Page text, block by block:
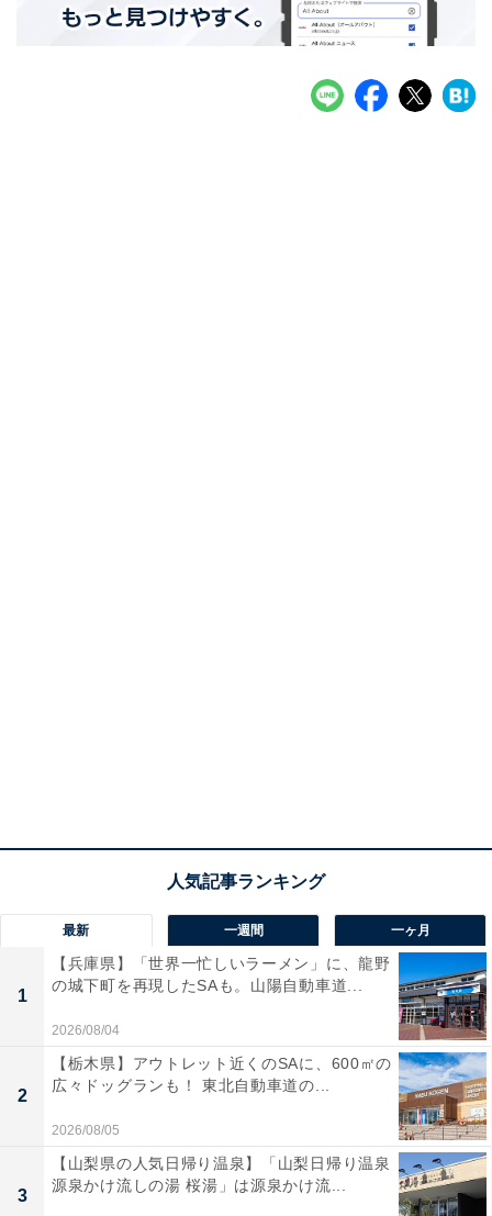
最新 一週間 一ヶ月
1
【兵庫県】「世界一忙しいラーメン」に、龍野
の城下町を再現したSAも。山陽自動車道...
2026/08/04
2
【栃木県】アウトレット近くのSAに、600㎡の
広々ドッグランも！ 東北自動車道の...
2026/08/05
3
【山梨県の人気日帰り温泉】「山梨日帰り温泉
源泉かけ流しの湯 桜湯」は源泉かけ流...